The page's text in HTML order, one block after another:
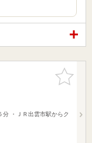
お気に入
りに追加
・ＪＲ出雲市駅からク